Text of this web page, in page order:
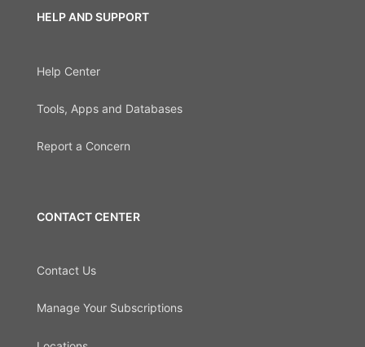
HELP AND SUPPORT
Help Center
Tools, Apps and Databases
Report a Concern
CONTACT CENTER
Contact Us
Manage Your Subscriptions